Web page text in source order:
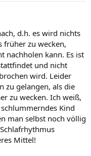
d.h. es wird nichts
früher zu wecken,
nachholen kann. Es ist
und nicht
wird. Leider
zu gelangen, als die
zu wecken. Ich weiß,
Kind
man selbst noch völlig
Mittel!